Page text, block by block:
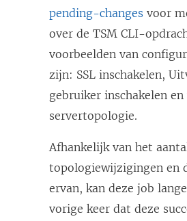
pending-changes voor
over de TSM CLI-
voorbeelden van
zijn: SSL inschakelen,
gebruiker inschakelen
servertopologie.
Afhankelijk van het
topologiewijzigingen en
ervan, kan deze job
vorige keer dat deze